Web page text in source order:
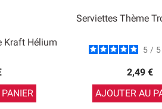
Kraft Hélium
Serviettes Thème
5 / 5
2,49 €
AJOUTER AU